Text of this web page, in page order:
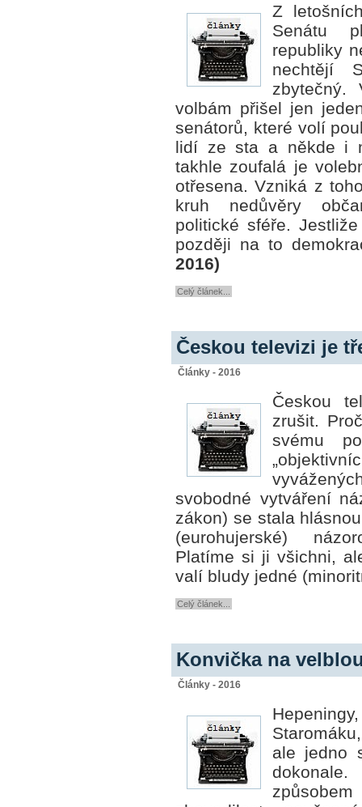
Z
Senátu
republiky
nechtějí
volbám přišel jen
senátorů, které volí
lidí ze sta a někde i
takhle zoufalá je
otřesena. Vzniká z
kruh nedůvěry
politické sféře.
později na to
2016)
Celý článek...
Českou televizi je
Články - 2016
Českou
zrušit.
svému
svobodné vytváření
zákon) se stala
(eurohujerské)
Platíme si ji všichni,
valí bludy jedné
Celý článek...
Konvička na
Články - 2016
ale jedno